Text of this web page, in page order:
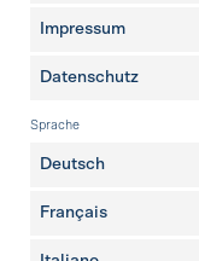
Impressum
Datenschutz
Sprache
Deutsch
Français